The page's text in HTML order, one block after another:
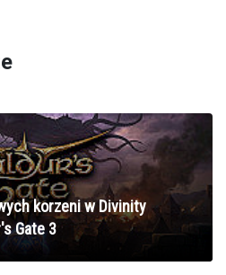
korzeni w Divinity
Gate 3